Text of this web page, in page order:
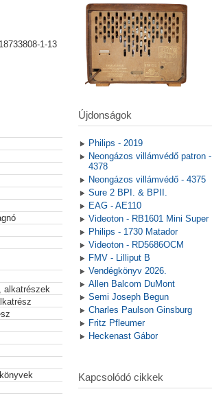
1-13
alkatrészek
Újdonságok
Philips - 2019
Neongázos villámvédő patron -
4378
Neongázos villámvédő - 4375
Sure 2 BPI. & BPII.
EAG - AE110
Videoton - RB1601 Mini Super
Philips - 1730 Matador
Videoton - RD5686OCM
FMV - Lilliput B
Vendégkönyv 2026.
Allen Balcom DuMont
Semi Joseph Begun
Charles Paulson Ginsburg
Fritz Pfleumer
Heckenast Gábor
Kapcsolódó cikkek